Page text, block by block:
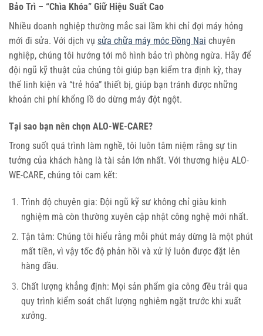
Bảo Trì – “Chìa Khóa” Giữ Hiệu Suất Cao
Nhiều doanh nghiệp thường mắc sai lầm khi chỉ đợi máy hỏng
mới đi sửa. Với dịch vụ sửa chữa máy móc Đồng Nai chuyên
nghiệp, chúng tôi hướng tới mô hình bảo trì phòng ngừa. Hãy để
đội ngũ kỹ thuật của chúng tôi giúp bạn kiểm tra định kỳ, thay
thế linh kiện và “trẻ hóa” thiết bị, giúp bạn tránh được những
khoản chi phí khổng lồ do dừng máy đột ngột.
Tại sao bạn nên chọn ALO-WE-CARE?
Trong suốt quá trình làm nghề, tôi luôn tâm niệm rằng sự tin
tưởng của khách hàng là tài sản lớn nhất. Với thương hiệu ALO-
WE-CARE, chúng tôi cam kết:
Trình độ chuyên gia: Đội ngũ kỹ sư không chỉ giàu kinh
nghiệm mà còn thường xuyên cập nhật công nghệ mới nhất.
Tận tâm: Chúng tôi hiểu rằng mỗi phút máy dừng là một phút
mất tiền, vì vậy tốc độ phản hồi và xử lý luôn được đặt lên
hàng đầu.
Chất lượng khẳng định: Mọi sản phẩm gia công đều trải qua
quy trình kiểm soát chất lượng nghiêm ngặt trước khi xuất
xưởng.